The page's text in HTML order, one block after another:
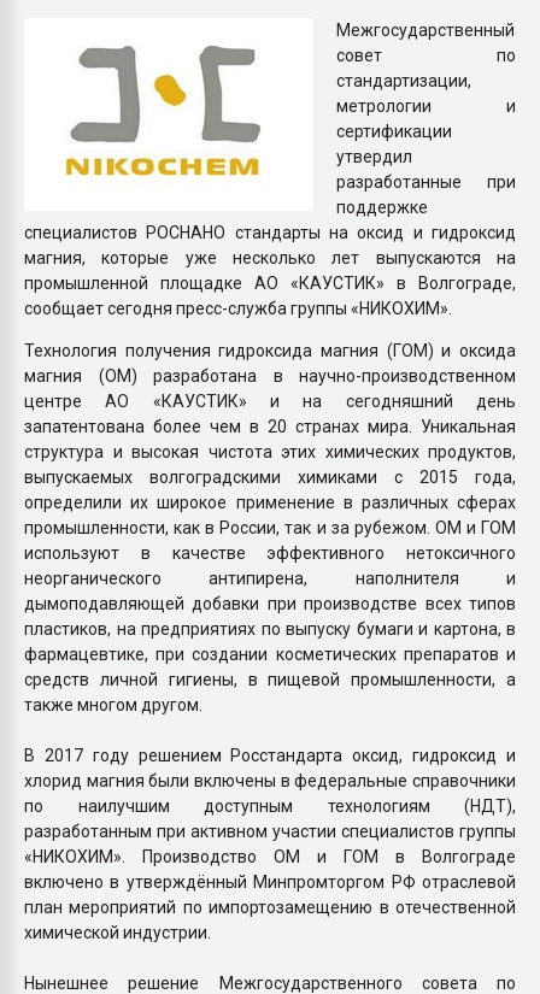
Межгосударственный
совет по
стандартизации,
метрологии и
сертификации
утвердил
разработанные при
поддержке
специалистов РОСНАНО стандарты на оксид и гидроксид
магния, которые уже несколько лет выпускаются на
промышленной площадке АО «КАУСТИК» в Волгограде,
сообщает сегодня пресс-служба группы «НИКОХИМ».
Технология получения гидроксида магния (ГОМ) и оксида
магния (ОМ) разработана в научно-производственном
центре АО «КАУСТИК» и на сегодняшний день
запатентована более чем в 20 странах мира. Уникальная
структура и высокая чистота этих химических продуктов,
выпускаемых волгоградскими химиками с 2015 года,
определили их широкое применение в различных сферах
промышленности, как в России, так и за рубежом. ОМ и ГОМ
используют в качестве эффективного нетоксичного
неорганического антипирена, наполнителя и
дымоподавляющей добавки при производстве всех типов
пластиков, на предприятиях по выпуску бумаги и картона, в
фармацевтике, при создании косметических препаратов и
средств личной гигиены, в пищевой промышленности, а
также многом другом.
В 2017 году решением Росстандарта оксид, гидроксид и
хлорид магния были включены в федеральные справочники
по наилучшим доступным технологиям (НДТ),
разработанным при активном участии специалистов группы
«НИКОХИМ». Производство ОМ и ГОМ в Волгограде
включено в утверждённый Минпромторгом РФ отраслевой
план мероприятий по импортозамещению в отечественной
химической индустрии.
Нынешнее решение Межгосударственного совета по